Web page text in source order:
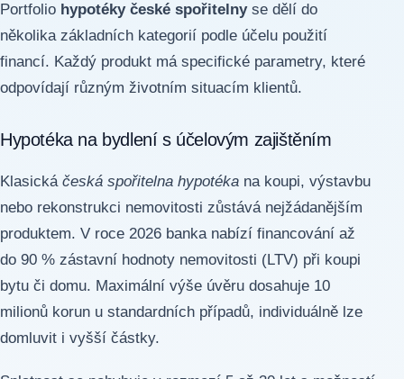
Portfolio hypotéky české spořitelnyse dělí do
několika základních kategorií podle účelu použití
financí. Každý produkt má specifické parametry, které
odpovídají různým životním situacím klientů.
Hypotéka na bydlení s účelovým zajištěním
Klasická česká spořitelna hypotéka na koupi, výstavbu
nebo rekonstrukci nemovitosti zůstává nejžádanějším
produktem. V roce 2026 banka nabízí financování až
do 90 % zástavní hodnoty nemovitosti (LTV) při koupi
bytu či domu. Maximální výše úvěru dosahuje 10
milionů korun u standardních případů, individuálně lze
domluvit i vyšší částky.